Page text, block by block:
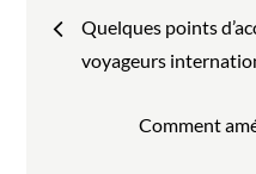
l’article
Quelques points
voyageurs
Comment